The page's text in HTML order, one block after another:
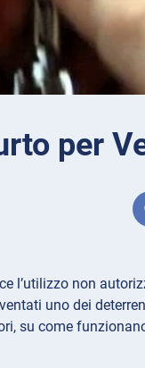
per
l’utilizzo non
uno dei
su come